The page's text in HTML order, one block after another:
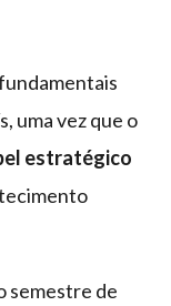
uma vez que o
estratégico
semestre de